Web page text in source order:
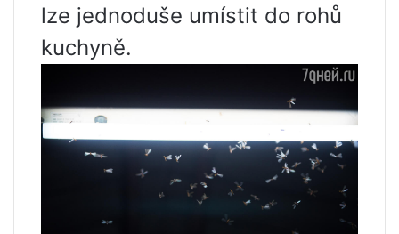
lze jednoduše umístit do rohů
kuchyně.